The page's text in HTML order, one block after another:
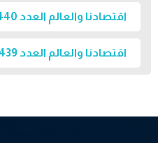
اقتصادنا والعالم العدد 440
اقتصادنا والعالم العدد 439